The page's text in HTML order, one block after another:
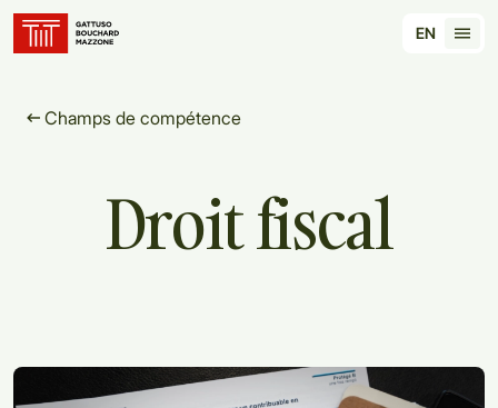
EN
Champs de compétence
Droitfiscal